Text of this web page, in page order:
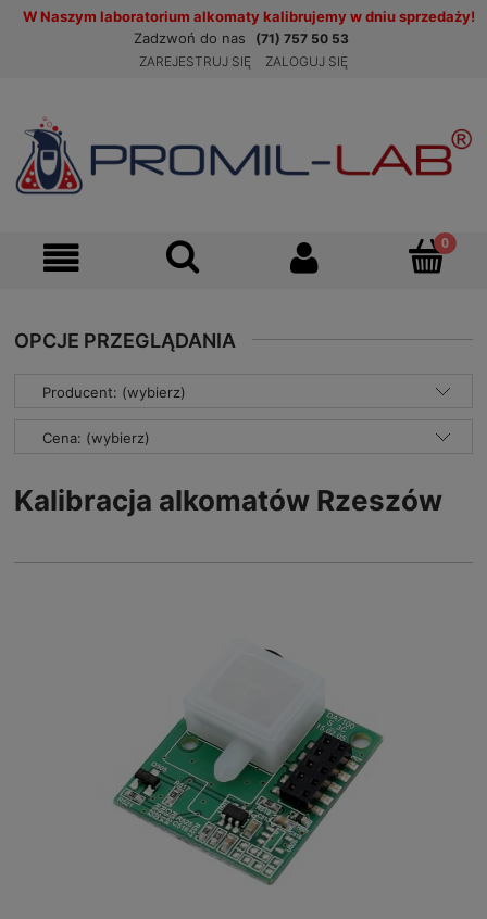
W Naszym laboratorium alkomaty kalibrujemy w dniu sprzedaży!
Zadzwoń do nas
(71) 757 50 53
ZAREJESTRUJ SIĘ
ZALOGUJ SIĘ
OPCJE PRZEGLĄDANIA
Producent: (wybierz)
Cena: (wybierz)
Kalibracja alkomatów Rzeszów